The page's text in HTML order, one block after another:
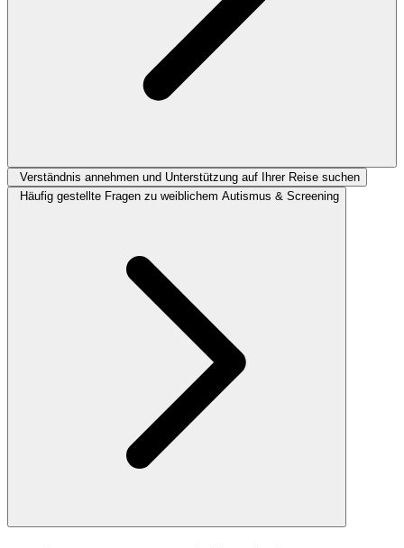
Verständnis annehmen und Unterstützung auf Ihrer Reise suchen
Häufig gestellte Fragen zu weiblichem Autismus & Screening